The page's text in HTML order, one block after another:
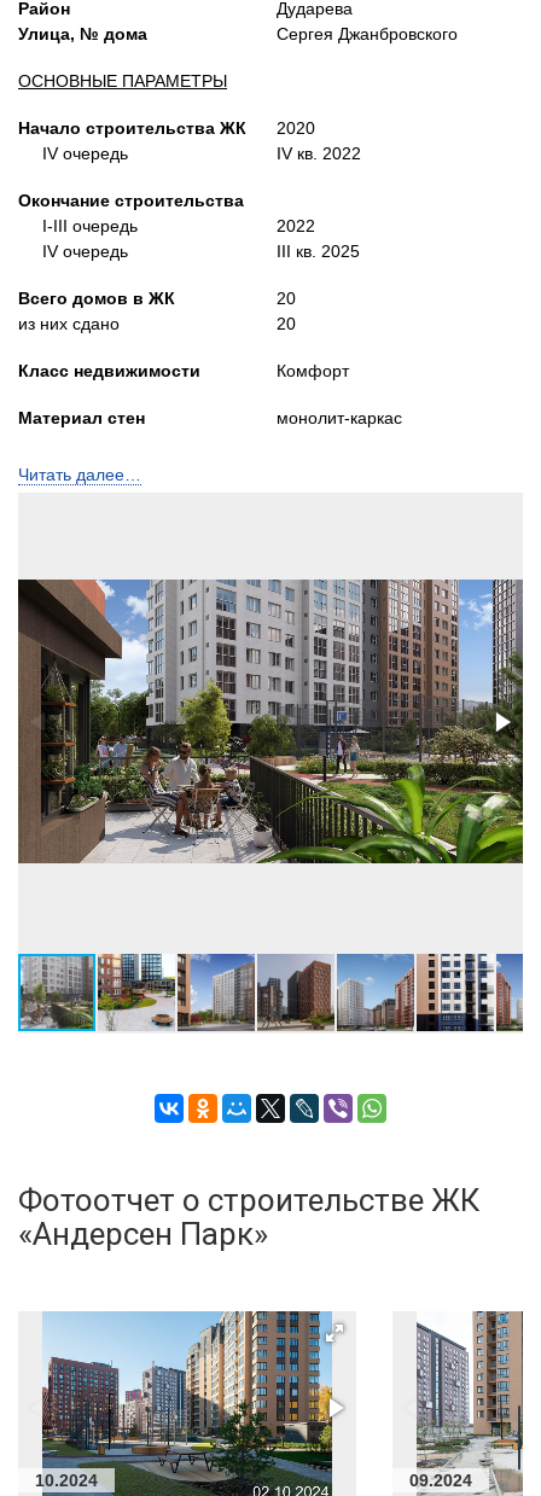
Район
Улица, № дома
ОСНОВНЫЕ ПАРАМЕТРЫ
Начало строительства ЖК
IV очередь
Окончание строительства
I-III очередь
IV очередь
Всего домов в ЖК
из них сдано
Класс недвижимости
Материал стен
Количество этажей
Лифты
Высота потолков, м
Дударева
Сергея Джанбровского
2020
IV кв. 2022
2022
III кв. 2025
20
20
Комфорт
монолит-каркас
Пассажирские
2,6-3,05
Застройщик
Бренд
Телефон консультанта
ООО СЗ КЛЕВЕР ИНВЕСТ
4D
Читать далее…
Фотоотчет о строительстве ЖК
«Андерсен Парк»
10.2024 09.2024